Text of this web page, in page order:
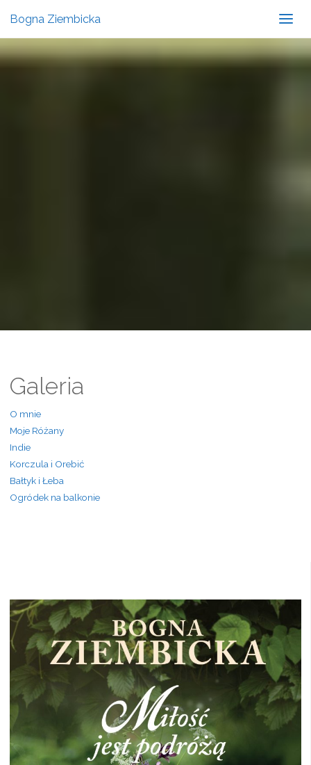
Bogna Ziembicka
Galeria
O mnie
Moje Różany
Indie
Korczula i Orebić
Bałtyk i Łeba
Ogródek na balkonie